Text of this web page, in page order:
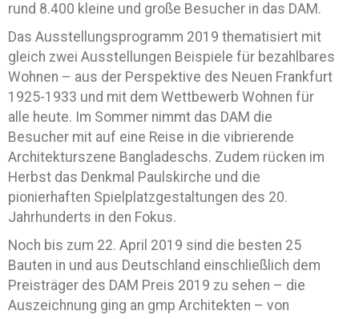
rund 8.400 kleine und große Besucher in das DAM.
Das Ausstellungsprogramm 2019 thematisiert mit
gleich zwei Ausstellungen Beispiele für bezahlbares
Wohnen – aus der Perspektive des Neuen Frankfurt
1925-1933 und mit dem Wettbewerb Wohnen für
alle heute. Im Sommer nimmt das DAM die
Besucher mit auf eine Reise in die vibrierende
Architekturszene Bangladeschs. Zudem rücken im
Herbst das Denkmal Paulskirche und die
pionierhaften Spielplatzgestaltungen des 20.
Jahrhunderts in den Fokus.
Noch bis zum 22. April 2019 sind die besten 25
Bauten in und aus Deutschland einschließlich dem
Preisträger des DAM Preis 2019 zu sehen – die
Auszeichnung ging an gmp Architekten – von